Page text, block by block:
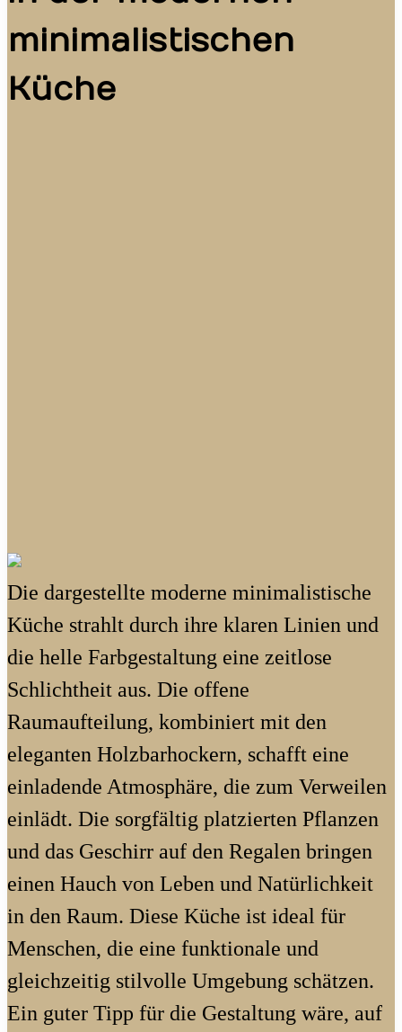
minimalistischen
Küche
Die dargestellte moderne minimalistische
Küche strahlt durch ihre klaren Linien und
die helle Farbgestaltung eine zeitlose
Schlichtheit aus. Die offene
Raumaufteilung, kombiniert mit den
eleganten Holzbarhockern, schafft eine
einladende Atmosphäre, die zum Verweilen
einlädt. Die sorgfältig platzierten Pflanzen
und das Geschirr auf den Regalen bringen
einen Hauch von Leben und Natürlichkeit
in den Raum. Diese Küche ist ideal für
Menschen, die eine funktionale und
gleichzeitig stilvolle Umgebung schätzen.
Ein guter Tipp für die Gestaltung wäre, auf